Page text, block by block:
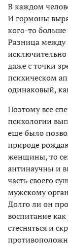
В каждом
И гормоны
кого-то больше
Разница
исключительно
даже с точки
психическом
одинаковый,
Поэтому все
психологии
еще было
природе
женщины, то
антинаучны и
часть своего
мужскому
Долго ли он
воспитание как
стесняться и